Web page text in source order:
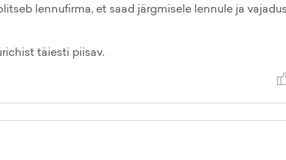
lennufirma, et saad järgmisele lennule ja
täiesti piisav.